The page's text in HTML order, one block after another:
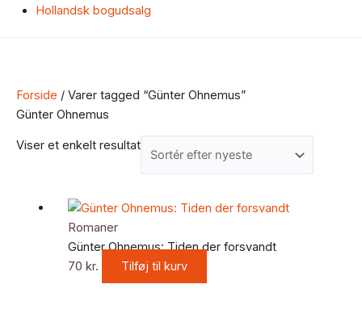
Hollandsk bogudsalg
Forside / Varer tagged “Günter Ohnemus”
Günter Ohnemus
Viser et enkelt resultat
Romaner
Günter Ohnemus: Tiden der forsvandt
70 kr. Tilføj til kurv